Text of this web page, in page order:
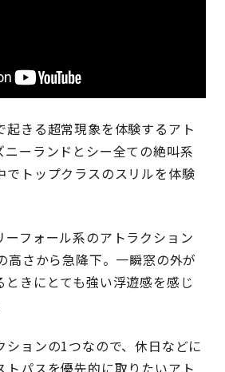
起きる超常現象を体験するアト
ニーランドとシー全ての絶叫系
でトップクラスのスリルを体験
ーフォール系のアトラクション
高さから急降下。一瞬窓の外が
ときにとても強い浮遊感を感じ
ションの1つなので、休日などに
トパスを優先的に取りたいアト